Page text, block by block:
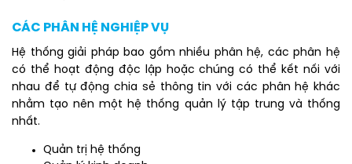
CÁC PHÂN HỆ NGHIỆP VỤ
Hệ thống giải pháp bao gồm nhiều phân hệ, các phân hệ
có thể hoạt động độc lập hoặc chúng có thể kết nối với
nhau để tự động chia sẻ thông tin với các phân hệ khác
nhằm tạo nên một hệ thống quản lý tập trung và thống
nhất.
Quản trị hệ thống